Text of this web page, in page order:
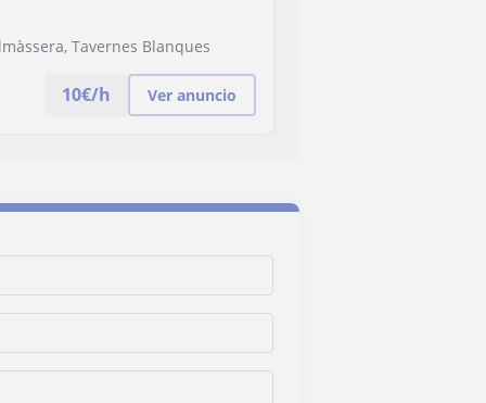
Tavernes Blanques
10€/h Ver anuncio